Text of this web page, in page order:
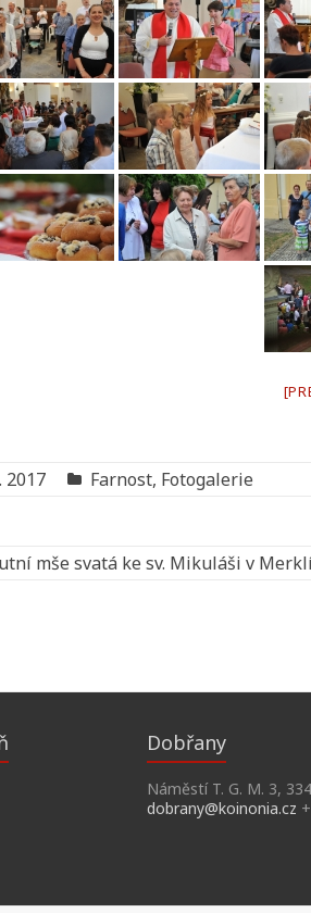
2017 Farnost, Fotogalerie
mše svatá ke sv. Mikuláši v
Dobřany
Náměstí T. G. M. 3,
dobrany@koinonia.cz